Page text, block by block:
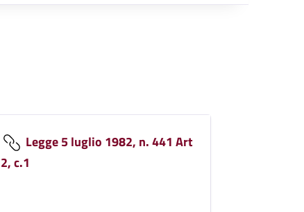
Legge 5 luglio 1982, n. 441 Art
2, c.1